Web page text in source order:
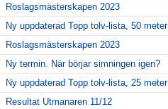
Roslagsmästerskapen 2023
Ny uppdaterad Topp tolv-lista, 50 meter
Roslagsmästerskapen 2023
Ny termin. När börjar simningen igen?
Ny uppdaterad Topp tolv-lista, 25 meter
Resultat Utmanaren 11/12